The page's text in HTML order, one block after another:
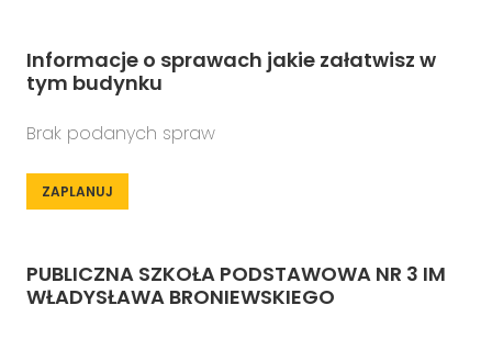
Informacje o sprawach jakie załatwisz w
tym budynku
Brak podanych spraw
ZAPLANUJ
PUBLICZNA SZKOŁA PODSTAWOWA NR 3 IM
WŁADYSŁAWA BRONIEWSKIEGO